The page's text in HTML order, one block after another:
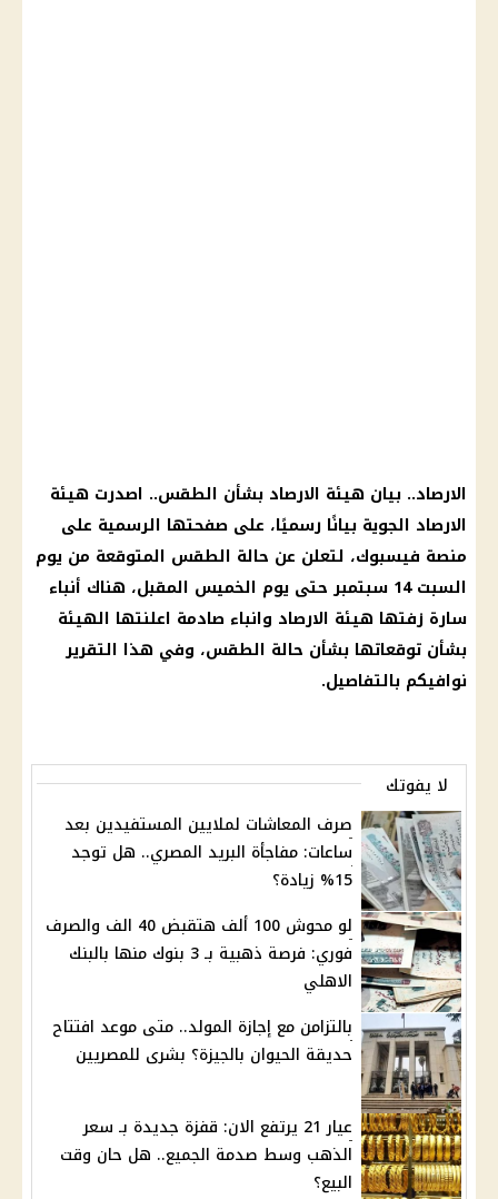
الارصاد.. بيان هيئة الارصاد بشأن الطقس.. اصدرت هيئة
الارصاد الجوية بيانًا رسميًا، على صفحتها الرسمية على
منصة فيسبوك، لتعلن عن حالة الطقس المتوقعة من يوم
السبت 14
سبتمبرحتى يوم الخميس المقبل، هناك أنباء
سارة زفتها هيئة الارصاد وانباء صادمة اعلنتها الهيئة
بشأن توقعاتها بشأن حالة الطقس، وفي هذا التقرير
نوافيكم بالتفاصيل.
لا يفوتك
صرف المعاشات لملايين المستفيدين بعد
ساعات: مفاجأة البريد المصري.. هل توجد
15% زيادة؟
لو محوش 100 ألف هتقبض 40 الف والصرف
فوري: فرصة ذهبية بـ 3 بنوك منها بالبنك
الاهلي
بالتزامن مع إجازة المولد.. متى موعد افتتاح
حديقة الحيوان بالجيزة؟ بشرى للمصريين
عيار 21 يرتفع الان: قفزة جديدة بـ سعر
الذهب وسط صدمة الجميع.. هل حان وقت
البيع؟